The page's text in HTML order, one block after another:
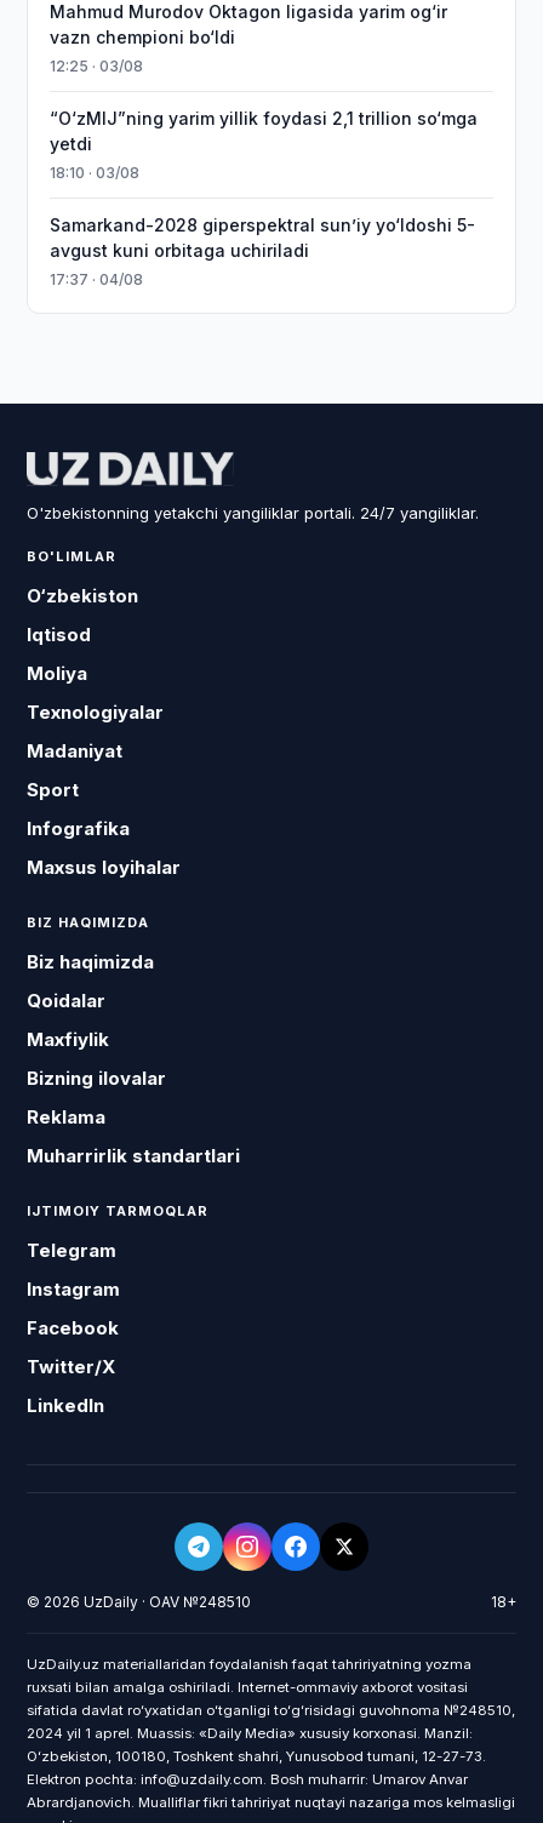
Mahmud Murodov Oktagon ligasida yarim og‘ir
vazn chempioni bo‘ldi
12:25 · 03/08
“O‘zMIJ”ning yarim yillik foydasi 2,1 trillion so‘mga
yetdi
18:10 · 03/08
Samarkand-2028 giperspektral sun’iy yo‘ldoshi 5-
avgust kuni orbitaga uchiriladi
17:37 · 04/08
O'zbekistonning yetakchi yangiliklar portali. 24/7 yangiliklar.
BO'LIMLAR
O‘zbekiston
Iqtisod
Moliya
Texnologiyalar
Madaniyat
Sport
Infografika
Maxsus loyihalar
BIZ HAQIMIZDA
Biz haqimizda
Qoidalar
Maxfiylik
Bizning ilovalar
Reklama
Muharrirlik standartlari
IJTIMOIY TARMOQLAR
Telegram
Instagram
Facebook
Twitter/X
LinkedIn
© 2026 UzDaily · OAV №248510 18+
UzDaily.uz materiallaridan foydalanish faqat tahririyatning yozma
ruxsati bilan amalga oshiriladi. Internet-ommaviy axborot vositasi
sifatida davlat roʻyxatidan oʻtganligi toʻgʻrisidagi guvohnoma №248510,
2024 yil 1 aprel. Muassis: «Daily Media» xususiy korxonasi. Manzil:
Oʻzbekiston, 100180, Toshkent shahri, Yunusobod tumani, 12-27-73.
Elektron pochta: info@uzdaily.com. Bosh muharrir: Umarov Anvar
Abrardjanovich. Mualliflar fikri tahririyat nuqtayi nazariga mos kelmasligi